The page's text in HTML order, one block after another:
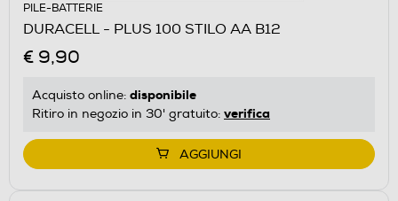
PILE-BATTERIE
DURACELL - PLUS 100 STILO AA B12
€ 9,90
Acquisto online: disponibile
Ritiro in negozio in 30' gratuito: verifica
AGGIUNGI